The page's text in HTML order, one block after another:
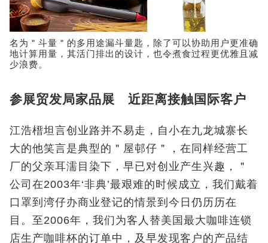
名为＂斗量＂的多用途漏斗量匙，除了可以协助用户更准确
地计算用量，其活门排出的设计，也令煮食过程更优雅且减
少浪费。
参展贸发局家品展 近距离接触国际客户
江浩榗坦言创业路并不易走，自小在九龙城寨长
大的他笑言是典型的＂屋邨仔＂，在同样经营工
厂的父亲耳濡目染下，早已对创业产生兴趣，＂
公司在2003年‘非典’最艰难的时候成立，我们戴着
口罩到湾仔办商业登记的情景到今日仍历历在
目。至2006年，我们为客人替美国最大咖啡连锁
店生产咖啡杯的订单中，及早发现客户的产品结